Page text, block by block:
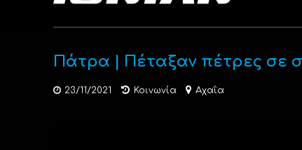
Πάτρα | Πέταξαν πέτρες σε
23/11/2021 Κοινωνία Αχαΐα